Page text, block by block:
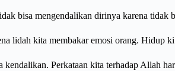
bisa mengendalikan dirinya karena tidak
lidah kita membakar emosi orang. Hidup
Perkataan kita terhadap Allah